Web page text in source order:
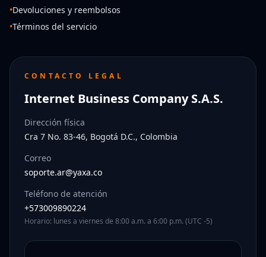
•Devoluciones y reembolsos
•Términos del servicio
CONTACTO LEGAL
Internet Business Company S.A.S.
Dirección física
Cra 7 No. 83-46, Bogotá D.C., Colombia
Correo
soporte.ar@yaxa.co
Teléfono de atención
+573009890224
Horario: lunes a viernes de 8:00 a.m. a 6:00 p.m. (UTC -5)